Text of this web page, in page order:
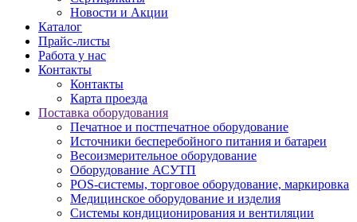
Новости и Акции
Каталог
Прайс-листы
Работа у нас
Контакты
Контакты
Карта проезда
Поставка оборудования
Печатное и постпечатное оборудование
Источники бесперебойного питания и батареи
Весоизмерительное оборудование
Оборудование АСУТП
POS-системы, торговое оборудование, маркировка
Медицинское оборудование и изделия
Системы кондиционирования и вентиляции